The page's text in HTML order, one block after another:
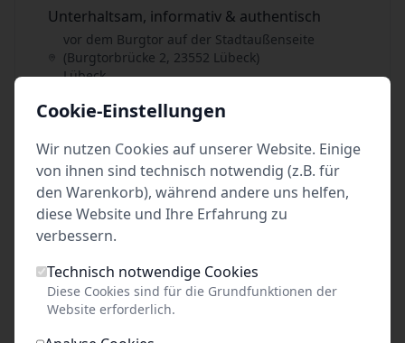
Unterhaltsam, informativ & authentisch
vor dem Burgtor auf der Stadtaußenseite
(Burgtorbrücke 2, 23552 Lübeck)
Lübeck
27Aug. 2026•Do. 16:00
Unterhaltsam, informativ & authentisch
vor dem Burgtor auf der Stadtaußenseite
(Burgtorbrücke 2, 23552 Lübeck)
Tickets
Cookie-Einstellungen
Wir nutzen Cookies auf unserer Website. Einige
von ihnen sind technisch notwendig (z.B. für
den Warenkorb), während andere uns helfen,
diese Website und Ihre Erfahrung zu
verbessern.
Technisch notwendige Cookies
Diese Cookies sind für die Grundfunktionen der
Website erforderlich.